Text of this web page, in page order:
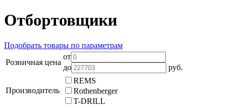
Отбортовщики
Подобрать товары по параметрам
Розничная цена
от
до
руб.
Производитель
REMS
Rothenberger
T-DRILL